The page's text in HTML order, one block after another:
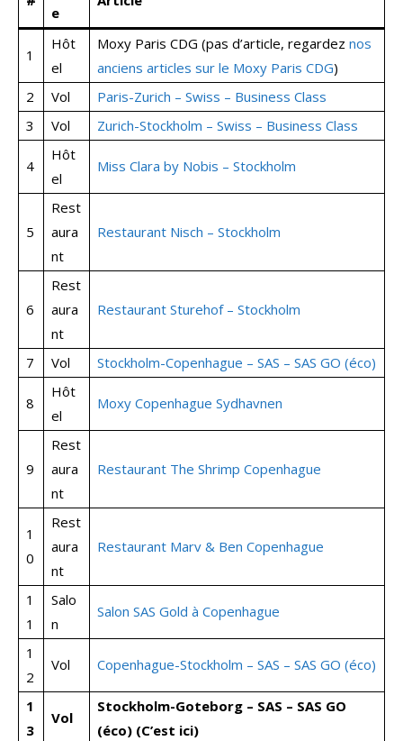
e
1
Hôt
el
Moxy Paris CDG (pas d’article, regardez nos
anciens articles sur le Moxy Paris CDG)
2
Vol
Paris-Zurich – Swiss – Business Class
3
Vol Zurich-Stockholm – Swiss – Business Class
4
Hôt
el
Miss Clara by Nobis – Stockholm
5
Rest
aura
nt
Restaurant Nisch – Stockholm
6
Rest
aura
nt
Restaurant Sturehof – Stockholm
7 Vol Stockholm-Copenhague – SAS – SAS GO (éco)
8
Hôt
el
Moxy Copenhague Sydhavnen
9
Rest
aura
nt
Restaurant The Shrimp Copenhague
1
0
Rest
aura
nt
Restaurant Marv & Ben Copenhague
1
1
Salo
n
Salon SAS Gold à Copenhague
1
2
Vol Copenhague-Stockholm – SAS – SAS GO (éco)
1
3
Vol
Stockholm-Goteborg – SAS – SAS GO
(éco) (C’est ici)